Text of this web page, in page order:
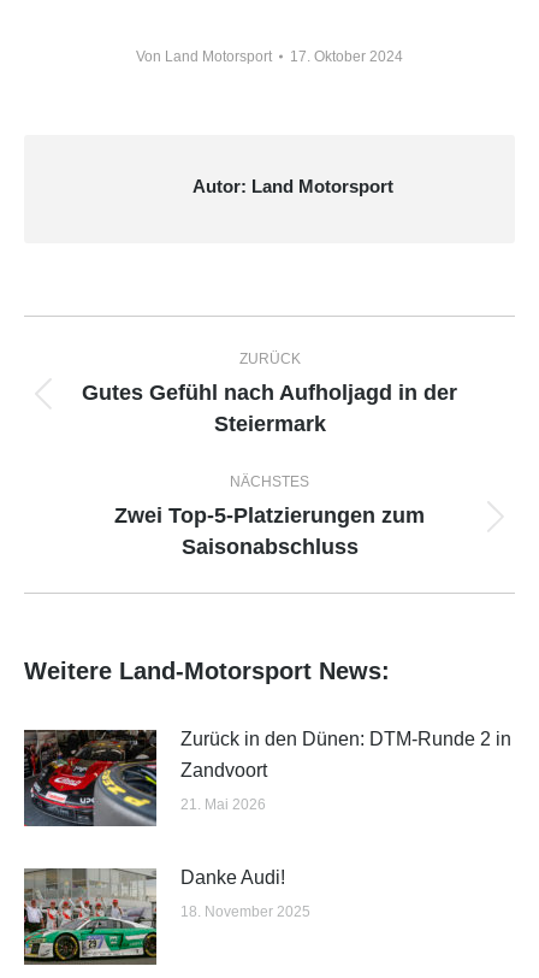
Von Land Motorsport 17. Oktober 2024
Autor: Land Motorsport
ZURÜCK
Vorheriger
Gutes Gefühl nach Aufholjagd in der
Steiermark
NÄCHSTES
Nächster
Zwei Top-5-Platzierungen zum
Saisonabschluss
Weitere Land-Motorsport News:
Zurück in den Dünen: DTM-Runde 2 in
Zandvoort
21. Mai 2026
Danke Audi!
18. November 2025